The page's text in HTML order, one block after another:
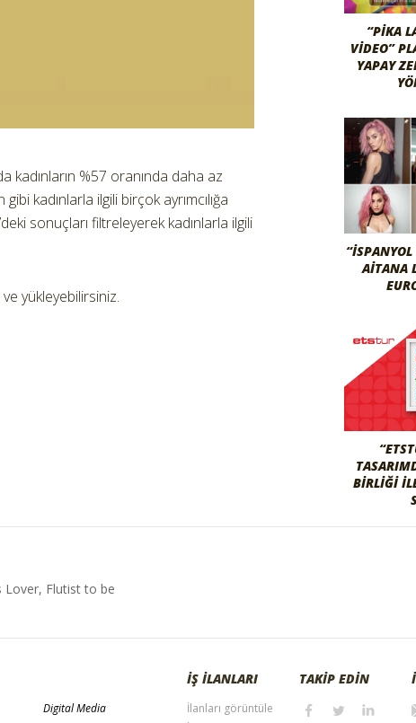
kadınların %57 oranında daha az
kadınlarla ilgili birçok ayrımcılığa
sonuçları filtreleyerek kadınlarla ilgili
yükleyebilirsiniz.
“PIKA
VIDEO”
YAPAY
AITANA
BIRLIĞI
Lover, Flutist to be
Digital Media
İŞ İLANLARI
İlanları görüntüle
TAKİP EDİN